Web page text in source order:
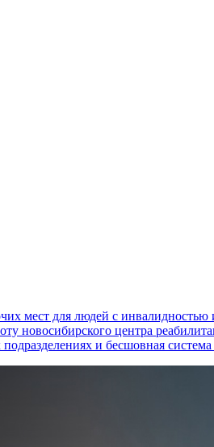
мест для людей с
новосибирского центра
и бесшовная